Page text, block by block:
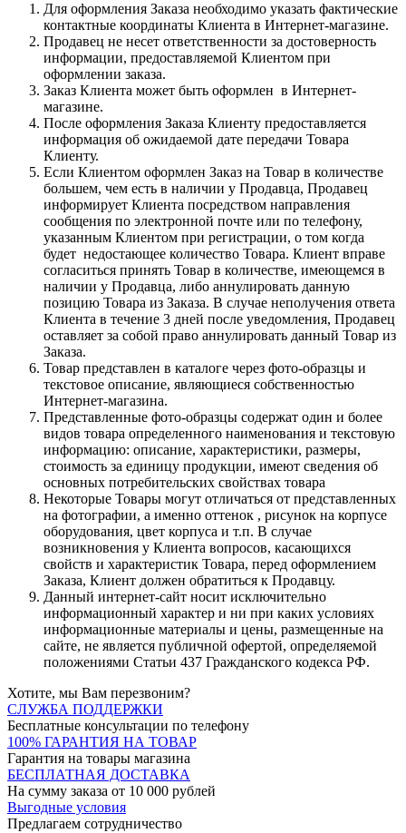
Для оформления Заказа необходимо указать фактические
контактные координаты Клиента в Интернет-магазине.
Продавец не несет ответственности за достоверность
информации, предоставляемой Клиентом при
оформлении заказа.
Заказ Клиента может быть оформлен в Интернет-
магазине.
После оформления Заказа Клиенту предоставляется
информация об ожидаемой дате передачи Товара
Клиенту.
Если Клиентом оформлен Заказ на Товар в количестве
большем, чем есть в наличии у Продавца, Продавец
информирует Клиента посредством направления
сообщения по электронной почте или по телефону,
указанным Клиентом при регистрации, о том когда
будет недостающее количество Товара. Клиент вправе
согласиться принять Товар в количестве, имеющемся в
наличии у Продавца, либо аннулировать данную
позицию Товара из Заказа. В случае неполучения ответа
Клиента в течение 3 дней после уведомления, Продавец
оставляет за собой право аннулировать данный Товар из
Заказа.
Товар представлен в каталоге через фото-образцы и
текстовое описание, являющиеся собственностью
Интернет-магазина.
Представленные фото-образцы содержат один и более
видов товара определенного наименования и текстовую
информацию: описание, характеристики, размеры,
стоимость за единицу продукции, имеют сведения об
основных потребительских свойствах товара
Некоторые Товары могут отличаться от представленных
на фотографии, а именно оттенок , рисунок на корпусе
оборудования, цвет корпуса и т.п. В случае
возникновения у Клиента вопросов, касающихся
свойств и характеристик Товара, перед оформлением
Заказа, Клиент должен обратиться к Продавцу.
Данный интернет-сайт носит исключительно
информационный характер и ни при каких условиях
информационные материалы и цены, размещенные на
сайте, не является публичной офертой, определяемой
положениями Статьи 437 Гражданского кодекса РФ.
Хотите, мы Вам перезвоним?
СЛУЖБА ПОДДЕРЖКИ
Бесплатные консультации по телефону
100% ГАРАНТИЯ НА ТОВАР
Гарантия на товары магазина
БЕСПЛАТНАЯ ДОСТАВКА
На сумму заказа от 10 000 рублей
Выгодные условия
Предлагаем сотрудничество